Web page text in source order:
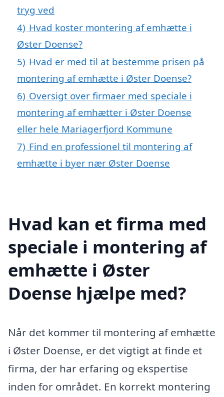
tryg ved
4) Hvad koster montering af emhætte i
Øster Doense?
5) Hvad er med til at bestemme prisen på
montering af emhætte i Øster Doense?
6) Oversigt over firmaer med speciale i
montering af emhætter i Øster Doense
eller hele Mariagerfjord Kommune
7) Find en professionel til montering af
emhætte i byer nær Øster Doense
Hvad kan et firma med
speciale i montering af
emhætte i Øster
Doense hjælpe med?
Når det kommer til montering af emhætte
i Øster Doense, er det vigtigt at finde et
firma, der har erfaring og ekspertise
inden for området. En korrekt montering